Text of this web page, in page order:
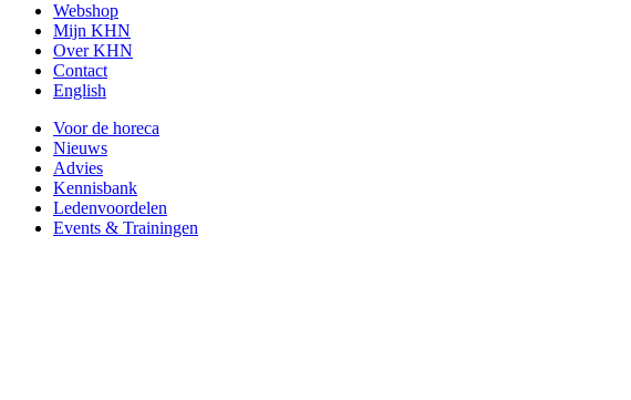
Webshop
Mijn KHN
Over KHN
Contact
English
Voor de horeca
Nieuws
Advies
Kennisbank
Ledenvoordelen
Events & Trainingen